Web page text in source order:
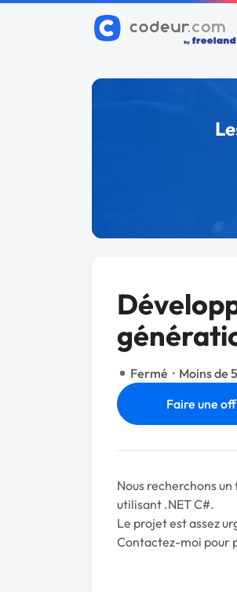
Fermé · Moins de
Faire une
Nous recherchons
utilisant .NET C#.
Le projet est assez
Contactez-moi pour